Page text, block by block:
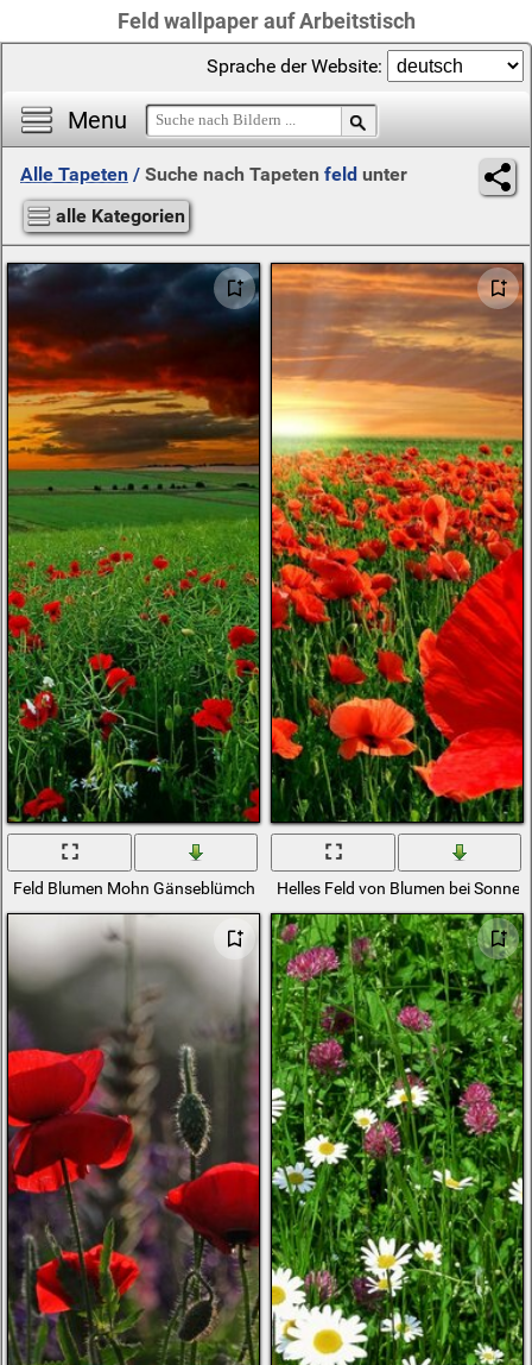
Feld wallpaper auf Arbeitstisch
Menu
Sprache der Website:
Alle Tapeten / Suche nach Tapeten feld unter
alle Kategorien
Feld Blumen Mohn Gänseblümchen Sonnenuntergang Wolken
Helles Feld von Blumen bei